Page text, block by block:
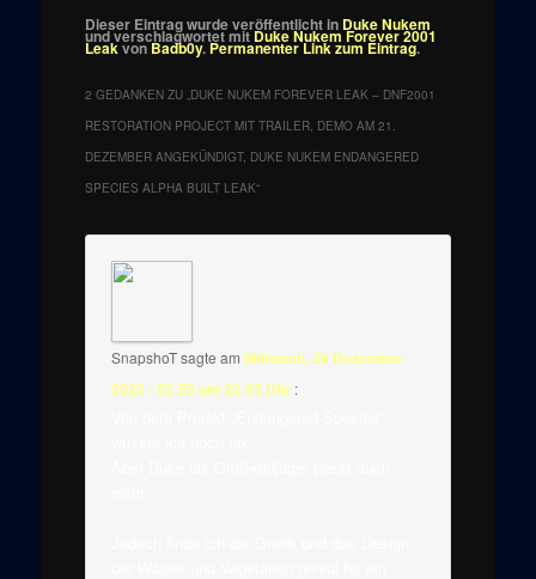
Dieser Eintrag wurde veröffentlicht in Duke Nukem
und verschlagwortet mitDuke Nukem Forever 2001
LeakvonBadb0y.Permanenter Link zum Eintrag.
2 GEDANKEN ZU „ DUKE NUKEM FOREVER LEAK – DNF2001
RESTORATION PROJECT MIT TRAILER, DEMO AM 21.
DEZEMBER ANGEKÜNDIGT, DUKE NUKEM ENDANGERED
SPECIES ALPHA BUILT LEAK“
SnapshoTsagte am Mittwoch, 28 Dezember
2022 - 22:55 um 22:55 Uhr :